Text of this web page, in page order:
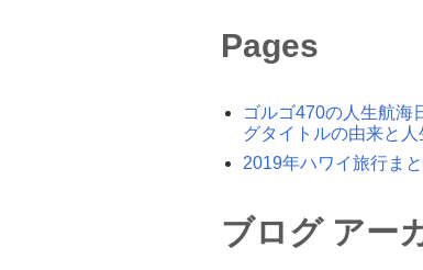
Pages
ゴルゴ470の人生航海
グタイトルの由来と
2019年ハワイ旅行ま
ブログ アー